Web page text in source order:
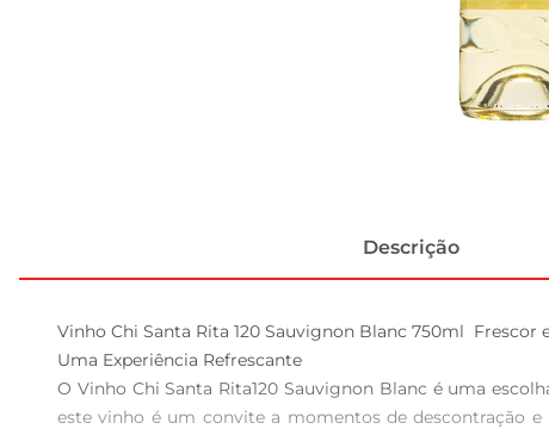
Descrição
Vinho Chi Santa Rita 120 Sauvignon Blanc 750ml  Frescor
Uma Experiência Refrescante
O Vinho Chi Santa Rita120 Sauvignon Blanc é uma
este vinho é um convite a momentos de descontração e